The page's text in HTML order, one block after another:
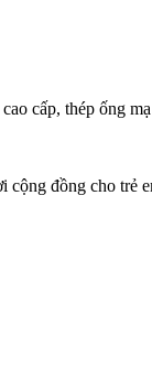
cấp, thép ống
đồng cho trẻ